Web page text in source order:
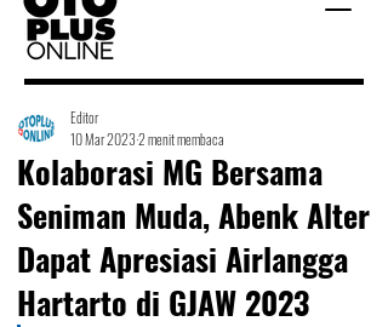
Kolaborasi MG Bersama
Seniman Muda, Abenk Alter
Dapat Apresiasi Airlangga
Hartarto di GJAW 2023
Editor
10 Mar 20232 menit membaca